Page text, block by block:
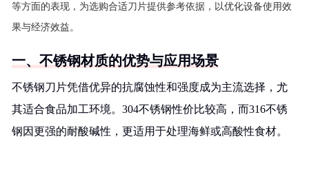
等方面的表现，为选购合适刀片提供参考依据，以优化设备使用效
果与经济效益。
一、不锈钢材质的优势与应用场景
不锈钢刀片凭借优异的抗腐蚀性和强度成为主流选择，尤
其适合食品加工环境。304不锈钢性价比较高，而316不锈
钢因更强的耐酸碱性，更适用于处理海鲜或高酸性食材。